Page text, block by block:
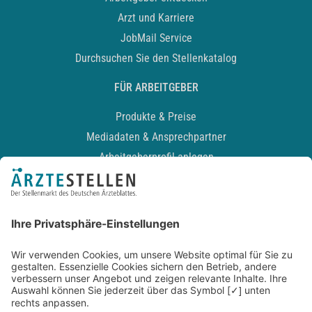
Arzt und Karriere
JobMail Service
Durchsuchen Sie den Stellenkatalog
FÜR ARBEITGEBER
Produkte & Preise
Mediadaten & Ansprechpartner
Arbeitgeberprofil anlegen
Recruiting-Podcast
Kontakt
Datenschutz
Newsletter